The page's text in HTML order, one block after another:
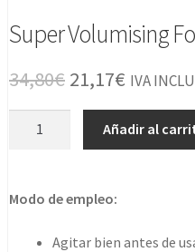
Super Volumising
34,80€ El
precio
original
34,80€.
21,17€ El
precio
actual
IVA
cantidad
Añadir al
Modo de empleo:
Agitar bien antes de